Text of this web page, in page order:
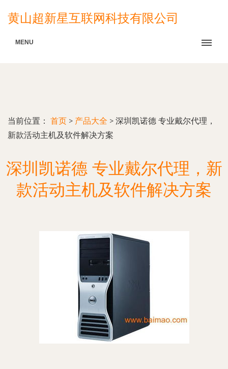
黄山超新星互联网科技有限公司
MENU
当前位置： 首页 > 产品大全 > 深圳凯诺德 专业戴尔代理，
新款活动主机及软件解决方案
深圳凯诺德 专业戴尔代理，新
款活动主机及软件解决方案